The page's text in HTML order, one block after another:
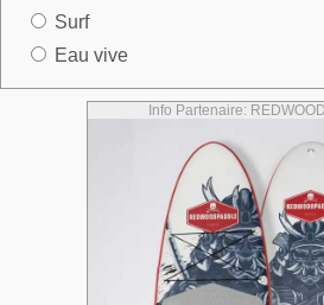
Surf
Eau vive
Info Partenaire: